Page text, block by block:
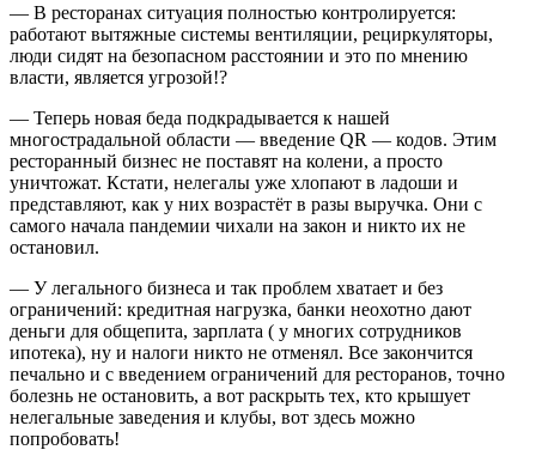
— В ресторанах ситуация полностью контролируется:
работают вытяжные системы вентиляции, рециркуляторы,
люди сидят на безопасном расстоянии и это по мнению
власти, является угрозой!?
— Теперь новая беда подкрадывается к нашей
многострадальной области — введение QR — кодов. Этим
ресторанный бизнес не поставят на колени, а просто
уничтожат. Кстати, нелегалы уже хлопают в ладоши и
представляют, как у них возрастёт в разы выручка. Они с
самого начала пандемии чихали на закон и никто их не
остановил.
— У легального бизнеса и так проблем хватает и без
ограничений: кредитная нагрузка, банки неохотно дают
деньги для общепита, зарплата ( у многих сотрудников
ипотека), ну и налоги никто не отменял. Все закончится
печально и с введением ограничений для ресторанов, точно
болезнь не остановить, а вот раскрыть тех, кто крышует
нелегальные заведения и клубы, вот здесь можно
попробовать!